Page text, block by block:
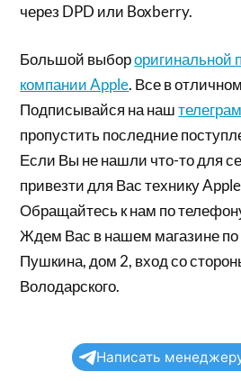
через DPD или Boxberry.
Большой выбороригинальной
компании Apple. Все в
Подписывайся на наш
пропустить последние
Если Вы не нашли что-то для
привезти для Вас технику
Обращайтесь к нам по
Ждем Вас в нашем магазине
Пушкина, дом 2, вход со
Володарского.
Написать